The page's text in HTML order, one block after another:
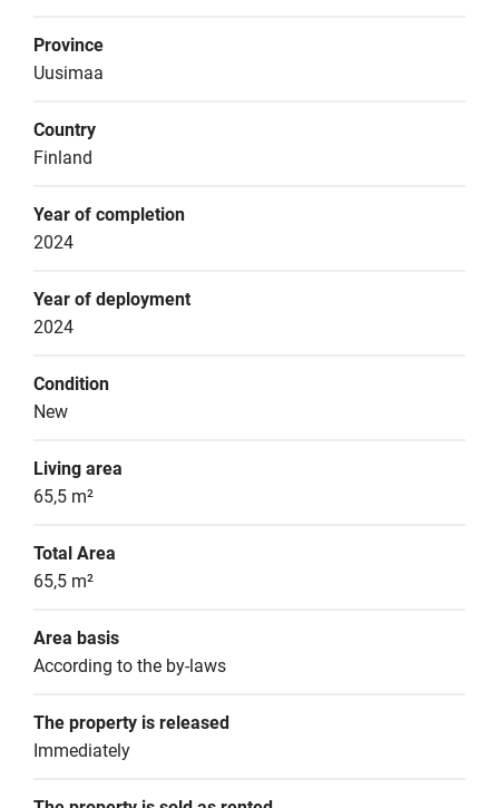
Province
Uusimaa
Country
Finland
Year of completion
2024
Year of deployment
2024
Condition
New
Living area
65,5 m²
Total Area
65,5 m²
Area basis
According to the by-laws
The property is released
Immediately